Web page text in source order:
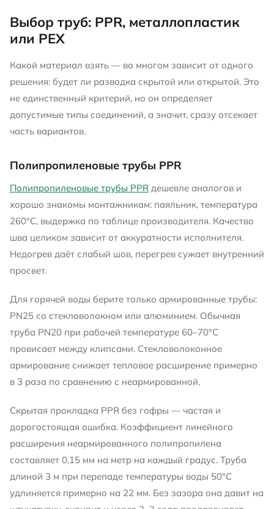
Выбор труб: PPR, металлопластик
или PEX
Какой материал взять — во многом зависит от одного
решения: будет ли разводка скрытой или открытой. Это
не единственный критерий, но он определяет
допустимые типы соединений, а значит, сразу отсекает
часть вариантов.
Полипропиленовые трубы PPR
Полипропиленовые трубы PPR дешевле аналогов и
хорошо знакомы монтажникам: паяльник, температура
260°C, выдержка по таблице производителя. Качество
шва целиком зависит от аккуратности исполнителя.
Недогрев даёт слабый шов, перегрев сужает внутренний
просвет.
Для горячей воды берите только армированные трубы:
PN25 со стекловолокном или алюминием. Обычная
труба PN20 при рабочей температуре 60–70°C
провисает между клипсами. Стекловолоконное
армирование снижает тепловое расширение примерно
в 3 раза по сравнению с неармированной.
Скрытая прокладка PPR без гофры — частая и
дорогостоящая ошибка. Коэффициент линейного
расширения неармированного полипропилена
составляет 0,15 мм на метр на каждый градус. Труба
длиной 3 м при перепаде температуры воды 50°C
удлиняется примерно на 22 мм. Без зазора она давит на